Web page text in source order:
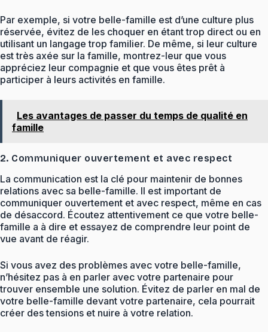
Par exemple, si votre belle-famille est d’une culture plus
réservée, évitez de les choquer en étant trop direct ou en
utilisant un langage trop familier. De même, si leur culture
est très axée sur la famille, montrez-leur que vous
appréciez leur compagnie et que vous êtes prêt à
participer à leurs activités en famille.
Les avantages de passer du temps de qualité en
famille
2. Communiquer ouvertement et avec respect
La communication est la clé pour maintenir de bonnes
relations avec sa belle-famille. Il est important de
communiquer ouvertement et avec respect, même en cas
de désaccord. Écoutez attentivement ce que votre belle-
famille a à dire et essayez de comprendre leur point de
vue avant de réagir.
Si vous avez des problèmes avec votre belle-famille,
n’hésitez pas à en parler avec votre partenaire pour
trouver ensemble une solution. Évitez de parler en mal de
votre belle-famille devant votre partenaire, cela pourrait
créer des tensions et nuire à votre relation.